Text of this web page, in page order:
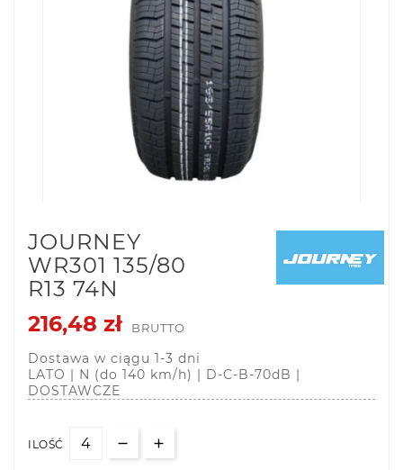
JOURNEY
WR301 135/80
R13 74N
216,48 zł
BRUTTO
Dostawa w ciągu 1-3 dni
LATO | N (do 140 km/h) | D-C-B-70dB |
DOSTAWCZE
ILOŚĆ